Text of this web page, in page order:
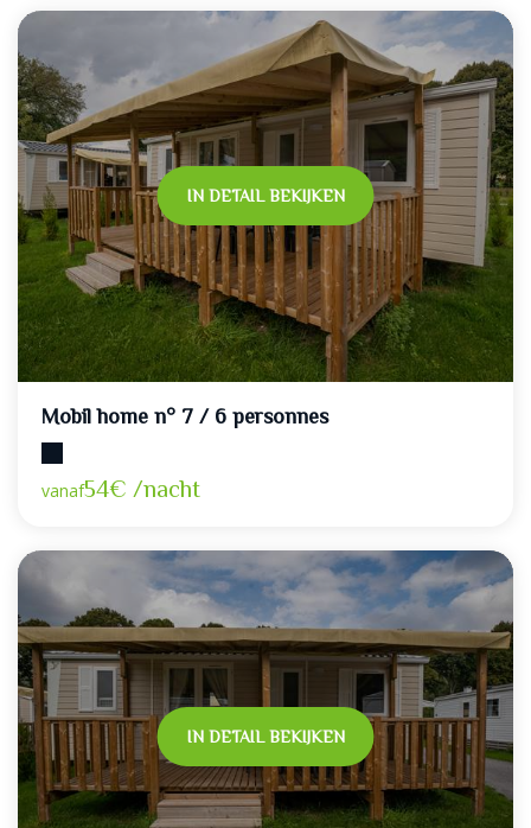
IN DETAIL BEKIJKEN
Mobil home n° 7 / 6 personnes
vanaf54€ /nacht
IN DETAIL BEKIJKEN